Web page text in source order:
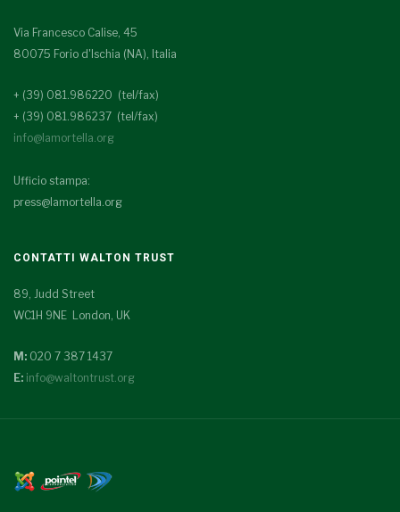
Via Francesco Calise, 45
80075 Forio d'Ischia (NA), Italia
+ (39) 081.986220 (tel/fax)
+ (39) 081.986237 (tel/fax)
info@lamortella.org
Ufficio stampa:
press@lamortella.org
CONTATTI WALTON TRUST
89, Judd Street
WC1H 9NE London, UK
M: 020 7 387 1437
E: info@waltontrust.org